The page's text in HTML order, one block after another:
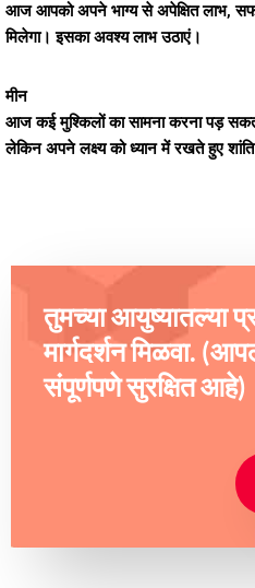
आज आपको अपने भाग्य से अपेक्षित लाभ,
मिलेगा। इसका अवश्य लाभ उठाएं।
मीन
आज कई मुश्किलों का सामना करना पड़
लेकिन अपने लक्ष्य को ध्यान में रखते हुए
तुमच्या आयुष्यातल्या
मार्गदर्शन मिळवा.
संपूर्णपणे सुरक्षित आहे)